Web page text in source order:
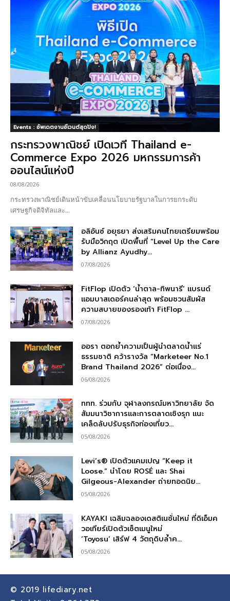
Events : อัพเดตงานอีเวนต์สุดปัง!
กระทรวงพาณิชย์ เปิดเวที Thailand e-
Commerce Expo 2026 มหกรรมการค้า
ออนไลน์แห่งปี
08/08/2026
กระทรวงพาณิชย์เดินหน้าขับเคลื่อนนโยบายรัฐบาลในการยกระดับ
เศรษฐกิจดิจิทัลและ...
อลิอันซ์ อยุธยา ส่งเสริมคนไทยเตรียมพร้อม
รับมือวิกฤต เปิดพื้นที่ “Level Up the Care
by Allianz Ayudhy...
07/08/2026
FitFlop เปิดตัว ‘น้ำตาล-ทิพนารี’ แบรนด์
แอมบาสเดอร์คนล่าสุด พร้อมชวนสัมผัส
ความสบายของรองเท้า FitFlop ...
07/08/2026
ออรา ตอกย้ำความเป็นผู้นำตลาดน้ำแร่
ธรรมชาติ คว้ารางวัล “Marketeer No.1
Brand Thailand 2026” ต่อเนื่อง...
06/08/2026
ททท. ร่วมกับ จุฬาลงกรณ์มหาวิทยาลัย จัด
สัมมนาวิชาการและการตลาดเชิงรุก แนะ
เคล็ดลับปรับธุรกิจท่องเที่ยว...
05/08/2026
Levi’s® เปิดตัวแคมเปญ “Keep it
Loose.” นำโดย ROSÉ และ Shai
Gilgeous-Alexander ถ่ายทอดนิย...
05/08/2026
KAYAKI เฉลิมฉลองเดสติเนชั่นใหม่ ที่ดิเอ็มค
วอเทียร์เปิดตัวเซ็ตเมนูใหม่
‘Toyosu’ เสิร์ฟ 4 วัตถุดิบล้ำค...
05/08/2026
© 2019 lifediary.net